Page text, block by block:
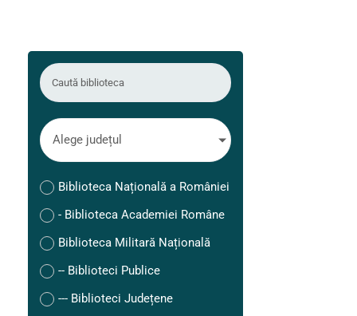
Alege județul
Biblioteca Națională a României
- Biblioteca Academiei Române
Biblioteca Militară Națională
-- Biblioteci Publice
--- Biblioteci Județene